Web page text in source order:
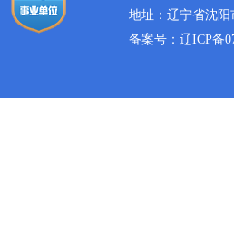
地址：辽宁省沈
备案号： 辽ICP备